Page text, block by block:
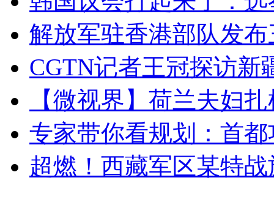
解放军驻香港部队发
CGTN记者王冠探访新
【微视界】荷兰夫妇
专家带你看规划：首
超燃！西藏军区某特